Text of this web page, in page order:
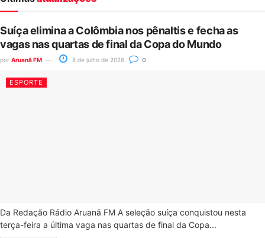
Suíça elimina a Colômbia nos pênaltis e fecha as
vagas nas quartas de final da Copa do Mundo
por Aruanã FM 8 de julho de 2026 0
ESPORTE
Da Redação Rádio Aruanã FM A seleção suíça conquistou nesta
terça-feira a última vaga nas quartas de final da Copa...